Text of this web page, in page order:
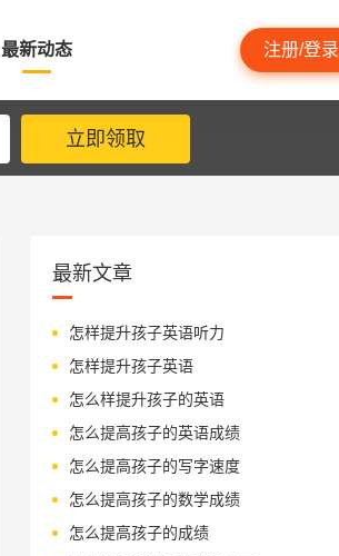
最新动态 注册/登录
立即领取
最新文章
怎样提升孩子英语听力
怎样提升孩子英语
怎么样提升孩子的英语
怎么提高孩子的英语成绩
怎么提高孩子的写字速度
怎么提高孩子的数学成绩
怎么提高孩子的成绩